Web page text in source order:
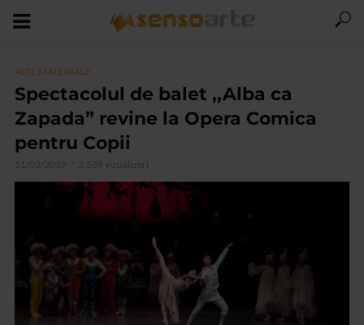
ALTE MATERIALE
Spectacolul de balet ,,Alba ca
Zapada” revine la Opera Comica
pentru Copii
11/02/2019 2.539 vizualizari